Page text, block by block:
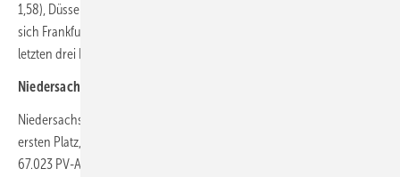
1,58), Düsseldorf (Quote 1,73) und Hamburg (Quote 1,74). Damit haben
sich Frankfurt am Main (Quote 1,98) und Berlin (Quote 2,02) von den
letzten drei Plätzen hochgekämpft.
Niedersachsen als Vorreiter-Bundesland beim PV-Ausbau
Niedersachsen belegt im Bundesländer-Ranking mit Abstand den
ersten Platz, genauso wie im Gesamtjahres-Ranking für 2023. Bei
67.023 PV-Anlagen berechnet sich für das Land eine Quote von 8,21.